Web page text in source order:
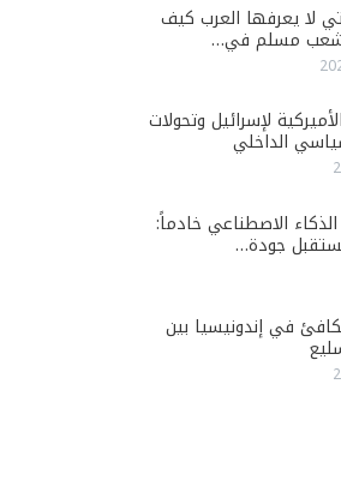
لا يعرفها العرب كيف
شعب مسلم في…
لإسرائيل وتحولات
الداخلي
الاصطناعي خادماً:
جودة…
في إندونيسيا بين